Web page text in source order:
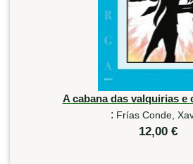
A cabana das valquirias e
: Frías Conde,
12,00 €